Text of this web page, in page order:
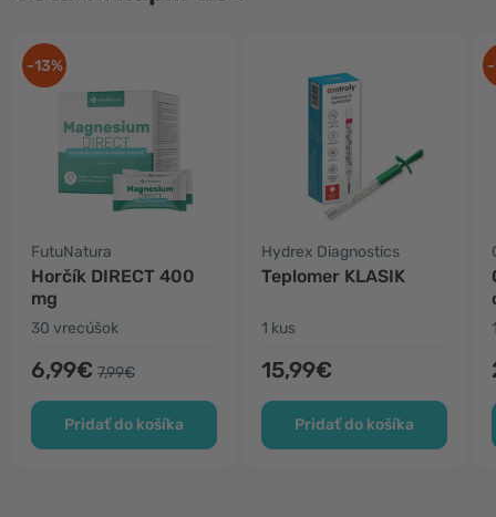
-13%
FutuNatura
Horčík DIRECT 400
mg
30 vrecúšok
6,99€ 7,99€
Pridať do košíka
Hydrex Diagnostics
Teplomer KLASIK
1 kus
15,99€
Pridať do košíka